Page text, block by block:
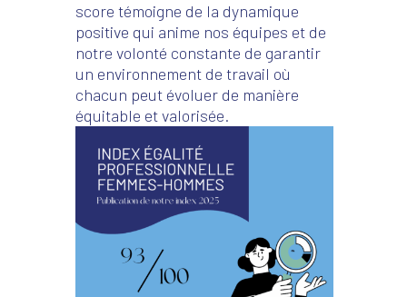
score témoigne de la dynamique
positive qui anime nos équipes et de
notre volonté constante de garantir
un environnement de travail où
chacun peut évoluer de manière
équitable et valorisée.